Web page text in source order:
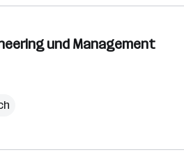
und Management